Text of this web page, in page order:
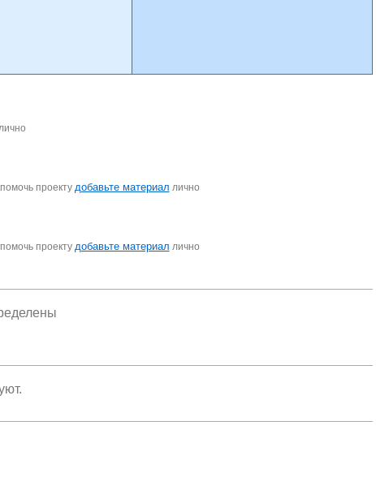
лично
проекту добавьте материал лично
проекту добавьте материал лично